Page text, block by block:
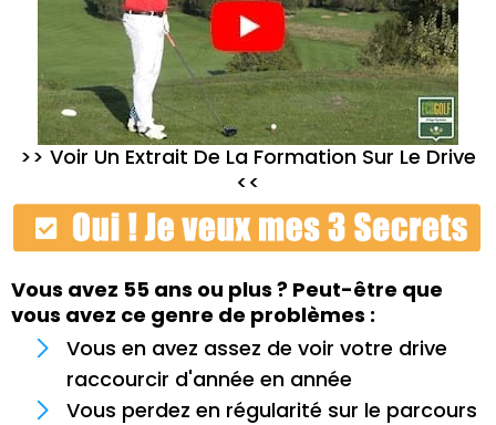
>> Voir Un Extrait De La Formation Sur Le Drive
<<
Vous avez 55 ans ou plus ? Peut-être que
vous avez ce genre de problèmes :
Vous en avez assez de voir votre drive
raccourcir d'année en année
Vous perdez en régularité sur le parcours